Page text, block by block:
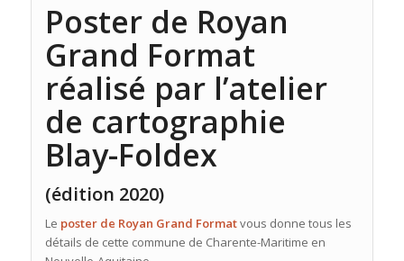
Poster de Royan
Grand Format
réalisé par l’atelier
de cartographie
Blay-Foldex
(édition 2020)
Le poster de Royan Grand Formatvous donne tous les
détails de cette commune de Charente-Maritime en